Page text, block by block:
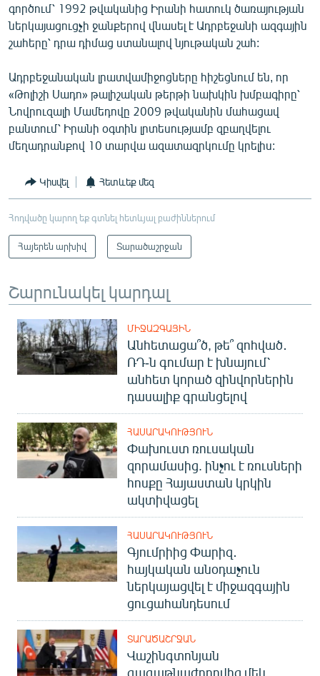
գործում՝ 1992 թվականից Իրանի հատուկ ծառայության
ներկայացուցչի ջանքերով վնասել է Ադրբեջանի ազգային
շահերը՝ դրա դիմաց ստանալով նյութական շահ:
Ադրբեջանական լրատվամիջոցները հիշեցնում են, որ
«Թոլիշի Սադո» թալիշական թերթի նախկին խմբագիրը՝
Նովրուզալի Մամեդովը 2009 թվականին մահացավ
բանտում՝ Իրանի օգտին լրտեսությամբ զբաղվելու
մեղադրանքով 10 տարվա ազատազրկումը կրելիս:
Կիսվել Հետևեք մեզ
Հոդվածը կարող եք գտնել հետևյալ բաժիններում
Հայերեն արխիվ Տարածաշրջան
Շարունակել կարդալ
ՄԻՋԱԶԳԱՅԻՆ
Անհետացա՞ծ, թե՞ զոհված․
ՌԴ-ն գումար է խնայում՝
անհետ կորած զինվորներին
դասալիք գրանցելով
ՀԱՍԱՐԱԿՈՒԹՅՈՒՆ
Փախուստ ռուսական
զորամասից. ինչու է ռուսների
հոսքը Հայաստան կրկին
ակտիվացել
ՀԱՍԱՐԱԿՈՒԹՅՈՒՆ
Գյումրիից Փարիզ․
հայկական անօդաչուն
ներկայացվել է միջազգային
ցուցահանդեսում
ՏԱՐԱԾԱՇՐՋԱՆ
Վաշինգտոնյան
գագաթնաժողովից մեկ